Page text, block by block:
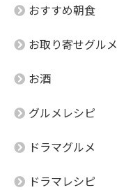
おすすめ朝食
お取り寄せグルメ
お酒
グルメレシピ
ドラマグルメ
ドラマレシピ